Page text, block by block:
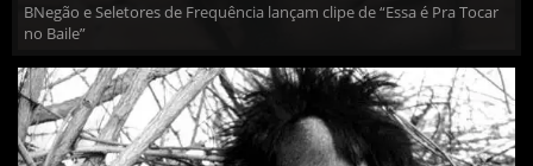
BNegão e Seletores de Frequência lançam clipe de “Essa é Pra Tocar
no Baile”